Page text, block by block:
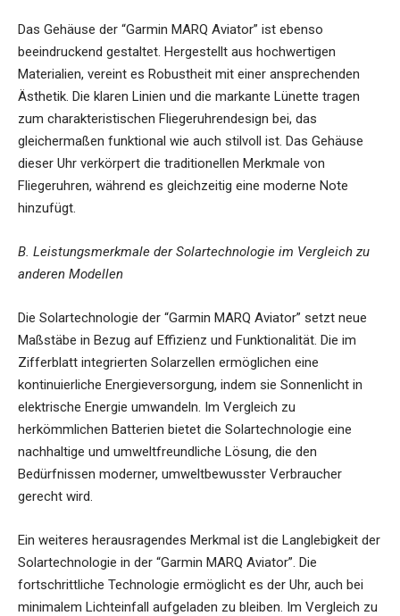
Das Gehäuse der “Garmin MARQ Aviator” ist ebenso
beeindruckend gestaltet. Hergestellt aus hochwertigen
Materialien, vereint es Robustheit mit einer ansprechenden
Ästhetik. Die klaren Linien und die markante Lünette tragen
zum charakteristischen Fliegeruhrendesign bei, das
gleichermaßen funktional wie auch stilvoll ist. Das Gehäuse
dieser Uhr verkörpert die traditionellen Merkmale von
Fliegeruhren, während es gleichzeitig eine moderne Note
hinzufügt.
B. Leistungsmerkmale der Solartechnologie im Vergleich zu
anderen Modellen
Die Solartechnologie der “Garmin MARQ Aviator” setzt neue
Maßstäbe in Bezug auf Effizienz und Funktionalität. Die im
Zifferblatt integrierten Solarzellen ermöglichen eine
kontinuierliche Energieversorgung, indem sie Sonnenlicht in
elektrische Energie umwandeln. Im Vergleich zu
herkömmlichen Batterien bietet die Solartechnologie eine
nachhaltige und umweltfreundliche Lösung, die den
Bedürfnissen moderner, umweltbewusster Verbraucher
gerecht wird.
Ein weiteres herausragendes Merkmal ist die Langlebigkeit der
Solartechnologie in der “Garmin MARQ Aviator”. Die
fortschrittliche Technologie ermöglicht es der Uhr, auch bei
minimalem Lichteinfall aufgeladen zu bleiben. Im Vergleich zu